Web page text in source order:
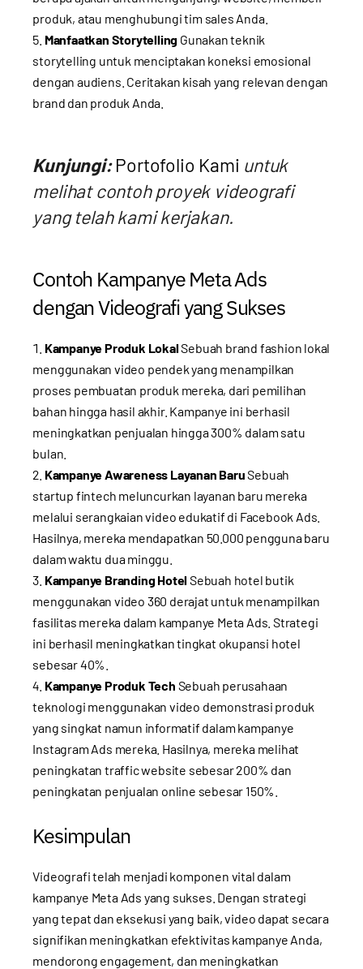
produk, atau menghubungi tim sales Anda.
Manfaatkan Storytelling Gunakan teknik
storytelling untuk menciptakan koneksi emosional
dengan audiens. Ceritakan kisah yang relevan dengan
brand dan produk Anda.
Kunjungi: Portofolio Kami untuk
melihat contoh proyek videografi
yang telah kami kerjakan.
Contoh Kampanye Meta Ads
dengan Videografi yang Sukses
Kampanye Produk LokalSebuah brand fashion lokal
menggunakan video pendek yang menampilkan
proses pembuatan produk mereka, dari pemilihan
bahan hingga hasil akhir. Kampanye ini berhasil
meningkatkan penjualan hingga 300% dalam satu
bulan.
Kampanye Awareness Layanan BaruSebuah
startup fintech meluncurkan layanan baru mereka
melalui serangkaian video edukatif di Facebook Ads.
Hasilnya, mereka mendapatkan 50.000 pengguna baru
dalam waktu dua minggu.
Kampanye Branding HotelSebuah hotel butik
menggunakan video 360 derajat untuk menampilkan
fasilitas mereka dalam kampanye Meta Ads. Strategi
ini berhasil meningkatkan tingkat okupansi hotel
sebesar 40%.
Kampanye Produk Tech Sebuah perusahaan
teknologi menggunakan video demonstrasi produk
yang singkat namun informatif dalam kampanye
Instagram Ads mereka. Hasilnya, mereka melihat
peningkatan traffic website sebesar 200% dan
peningkatan penjualan online sebesar 150%.
Kesimpulan
Videografi telah menjadi komponen vital dalam
kampanye Meta Ads yang sukses. Dengan strategi
yang tepat dan eksekusi yang baik, video dapat secara
signifikan meningkatkan efektivitas kampanye Anda,
mendorong engagement, dan meningkatkan